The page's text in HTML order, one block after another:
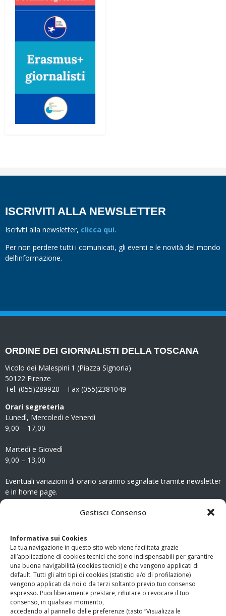
Gestisci Consenso
Informativa sui Cookies
La tua navigazione in questo sito web viene facilitata grazie
all’applicazione di cookies tecnici che sono indispensabili per garantire
una buona navigabilità (cookies tecnici) e che vengono applicati di
default. Tutti gli altri tipi di cookies (statistici e/o di profilazione)
vengono applicati da noi o da terzi soltanto previo tuo consenso
espresso. Puoi liberamente prestare, rifiutare o revocare il tuo
consenso, in qualsiasi momento,
accedendo al pannello delle preferenze (tasto “Visualizza le
ISCRIVITI ALLA NEWSLETTER
Iscriviti alla newsletter, clicca qui.
Per non perdere tutti i comunicati, gli eventi e le novità del mondo
dell’informazione.
ORDINE DEI GIORNALISTI DELLA TOSCANA
Vicolo dei Malespini 1 (Piazza Signoria)
50122 Firenze
Tel. (055)289920 – Fax (055)2381049
Orari segreteria
Lunedì, Mercoledì e Venerdì
9,00 – 17,00
Martedì e Giovedì
9,00 – 13,00
Eventuali variazioni di orario saranno segnalate tramite newsletter
e in home page.
www.odg.toscana.it – testata registrata presso il Tribunale di
Firenze al nr. 5208 dell’ 08.10.2002. Direttore responsabile:
Giampaolo Marchini – C.F. 80005790482
LINK UTILI